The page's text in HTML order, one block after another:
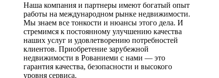
Наша компания и партнеры имеют богатый опыт
работы на международном рынке недвижимости.
Мы знаем все тонкости и нюансы этого дела. И
стремимся к постоянному улучшению качества
наших услуг и удовлетворению потребностей
клиентов. Приобретение зарубежной
недвижимости в Рованиеми с нами — это
гарантия качества, безопасности и высокого
уровня сервиса.